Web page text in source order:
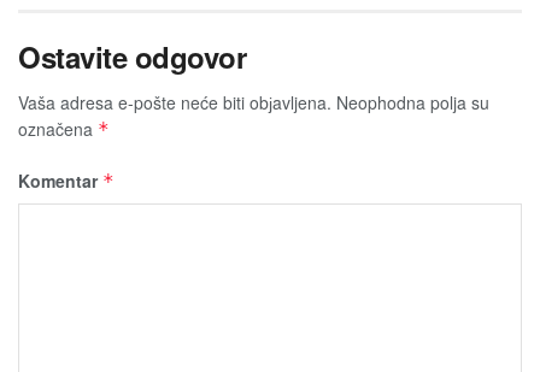
Ostavite odgovor
Vaša adresa e-pošte neće biti obјavljena. Neophodna polja su
označena *
Komentar *